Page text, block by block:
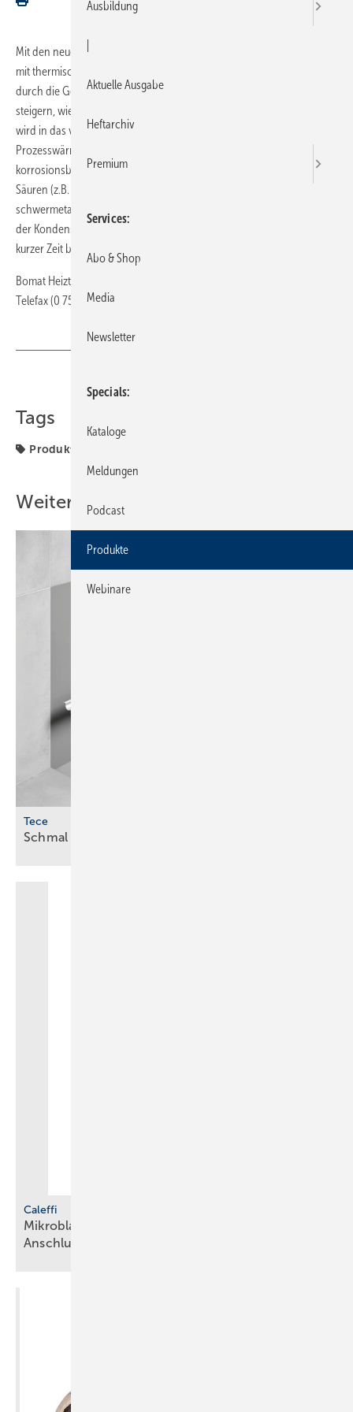
Mit den neuen Bomat Minitherm Abgaswärmeübertragern für BHKW
mit thermischen Leistungen von 10 bis 150 kW lässt sich die Effizienz
durch die Gewinnung von Kondensationswärme um bis zu 10 %
steigern, wie der Hersteller mitteilt. Die zusätzlich gewonnene Wärme
wird in das vorhandene Heizungssystem eingespeist oder als
Prozesswärme verwendet. Der Wärmeübertrager besteht aus
korrosionsbeständigen keramischen Werkstoffen, die auch gegen
Säuren (z.B. schweflige Säure, Salpetersäure, HCl) sowie
schwermetallhaltige Verbindungen beständig sind. Durch die Nutzung
der Kondensationswärme macht sich eine Investition schon nach
kurzer Zeit bezahlt.
Bomat Heiztechnik · 88662 Überlingen Telefon (0 75 51) 80 99-70 ·
Telefax (0 75 51) 80 99-71 ·
Tags
Produkte
Weitere Inhalte
Tece
Schmal und mit optimierter
Caleffi
Mikr oblasen-Schlamm­abscheider in neuen
Anschlussgrößen
Ausbildung
Aktuelle Ausgabe
Heftarchiv
Premium
Services
Abo & Shop
Media
Newsletter
Specials
Kataloge
Meldungen
Podcast
Produkte
Webinare